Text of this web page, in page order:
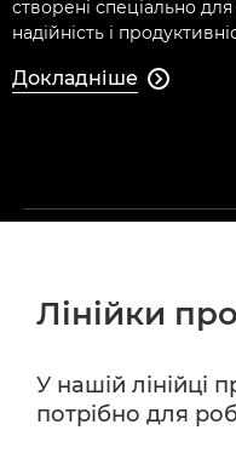
створені спеціально
надійність і
Докладніше 
Лінійки
У нашій лінійці
потрібно для